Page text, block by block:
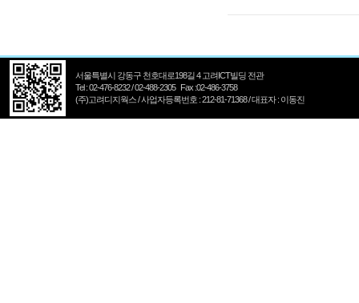
서울특별시 강동구 천호대로198길 4 고려ICT빌딩 전관
Tel : 02-476-8232 / 02-488-2305 Fax :02-486-3758
(주)고려디지웍스 / 사업자등록번호 : 212-81-71368 / 대표자 : 이동진